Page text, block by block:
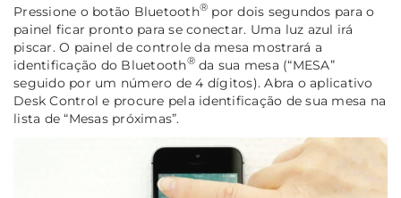
Pressione o botão Bluetooth® por dois segundos para o
painel ficar pronto para se conectar. Uma luz azul irá
piscar. O painel de controle da mesa mostrará a
identificação do Bluetooth®da sua mesa (“MESA”
seguido por um número de 4 dígitos). Abra o aplicativo
Desk Control e procure pela identificação de sua mesa na
lista de “Mesas próximas”.